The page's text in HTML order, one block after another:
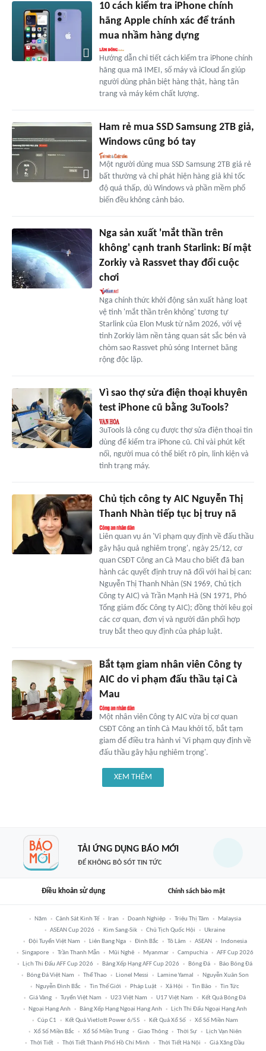
10 cách kiểm tra iPhone chính
hãng Apple chính xác để tránh
mua nhầm hàng dựng
Hướng dẫn chi tiết cách kiểm tra iPhone chính
hãng qua mã IMEI, số máy và iCloud ẩn giúp
người dùng phân biệt hàng thật, hàng tân
trang và máy kém chất lượng.
Ham rẻ mua SSD Samsung 2TB giả,
Windows cũng bó tay
Một người dùng mua SSD Samsung 2TB giá rẻ
bất thường và chỉ phát hiện hàng giả khi tốc
độ quá thấp, dù Windows và phần mềm phổ
biến đều không cảnh báo.
Nga sản xuất 'mắt thần trên
không' cạnh tranh Starlink: Bí mật
Zorkiy và Rassvet thay đổi cuộc
chơi
Nga chính thức khởi động sản xuất hàng loạt
vệ tinh 'mắt thần trên không' tương tự
Starlink của Elon Musk từ năm 2026, với vệ
tinh Zorkiy làm nền tảng quan sát sắc bén và
chòm sao Rassvet phủ sóng Internet băng
rộng độc lập.
Vì sao thợ sửa điện thoại khuyên
test iPhone cũ bằng 3uTools?
3uTools là công cụ được thợ sửa điện thoại tin
dùng để kiểm tra iPhone cũ. Chỉ vài phút kết
nối, người mua có thể biết rõ pin, linh kiện và
tình trạng máy.
Chủ tịch công ty AIC Nguyễn Thị
Thanh Nhàn tiếp tục bị truy nã
Liên quan vụ án 'Vi phạm quy định về đấu thầu
gây hậu quả nghiêm trọng', ngày 25/12, cơ
quan CSĐT Công an Cà Mau cho biết đã ban
hành các quyết định truy nã đối với hai bị can:
Nguyễn Thị Thanh Nhàn (SN 1969, Chủ tịch
Công ty AIC) và Trần Mạnh Hà (SN 1971, Phó
Tổng giám đốc Công ty AIC); đồng thời kêu gọi
các cơ quan, đơn vị và người dân phối hợp
truy bắt theo quy định của pháp luật.
Bắt tạm giam nhân viên Công ty
AIC do vi phạm đấu thầu tại Cà
Mau
Một nhân viên Công ty AIC vừa bị cơ quan
CSĐT Công an tỉnh Cà Mau khởi tố, bắt tạm
giam để điều tra hành vi 'Vi phạm quy định về
đấu thầu gây hậu nghiêm trọng'.
XEM THÊM
TẢI ỨNG DỤNG BÁO MỚI
ĐỂ KHÔNG BỎ SÓT TIN TỨC
Điều khoản sử dụng Chính sách bảo mật
Năm Cảnh Sát Kinh Tế Iran Doanh Nghiệp Triệu Thị Tâm
Malaysia
ASEAN Cup 2026
Kim Sang-Sik Chủ Tịch Quốc Hội
Ukraine
Đội Tuyển Việt Nam
Liên Bang Nga Đình Bắc Tô Lâm ASEAN
Indonesia
Singapore
Trần Thanh Mẫn Mũi Nghê Myanmar Campuchia
AFF Cup 2026
Lịch Thi Đấu AFF Cup 2026
Bảng Xếp Hạng AFF Cup 2026 Bóng Đá
Báo Bóng Đá
Bóng Đá Việt Nam
Thể Thao Lionel Messi Lamine Yamal
Nguyễn Xuân Son
Nguyễn Đình Bắc
Tin Thế Giới Pháp Luật Xã Hội Tin Bão
Tin Tức
Giá Vàng
Tuyển Việt Nam U23 Việt Nam U17 Việt Nam
Kết Quả Bóng Đá
Ngoại Hạng Anh
Bảng Xếp Hạng Ngoại Hạng Anh
Lịch Thi Đấu Ngoại Hạng Anh
Cúp C1
Kết Quả Vietlott Power 6/55 Kết Quả Xổ Số
Xổ Số Miền Nam
Xổ Số Miền Bắc
Xổ Số Miền Trung Giao Thông Thời Sự
Lịch Vạn Niên
Thời Tiết
Thời Tiết Thành Phố Hồ Chí Minh Thời Tiết Hà Nội Giá Xăng Dầu